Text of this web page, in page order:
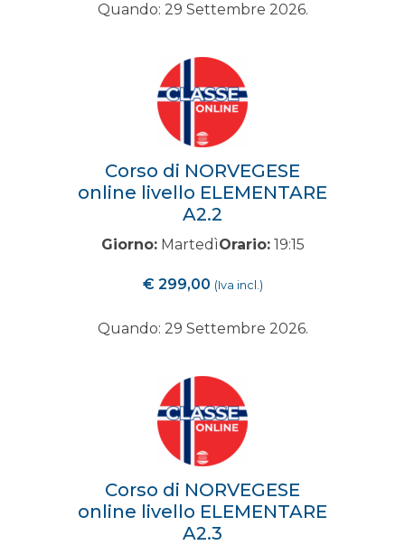
Quando: 29 Settembre 2026.
Corso di NORVEGESE
online livello ELEMENTARE
A2.2
Giorno:MartedìOrario:19:15
€299,00 (Iva incl.)
Quando: 29 Settembre 2026.
Corso di NORVEGESE
online livello ELEMENTARE
A2.3